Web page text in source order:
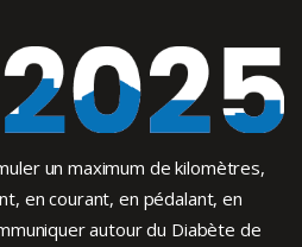
un maximum de kilomètres,
en courant, en pédalant, en
autour du Diabète de